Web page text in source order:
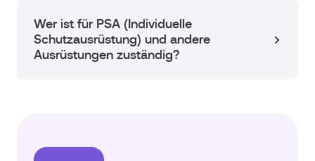
Wer ist für PSA (Individuelle
Schutzausrüstung) und andere
Ausrüstungen zuständig?